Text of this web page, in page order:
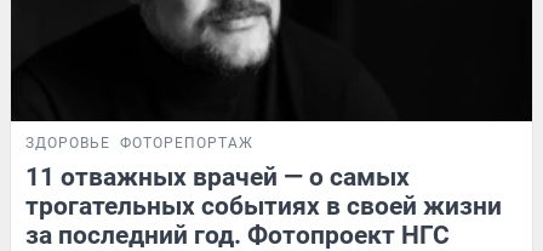
ЗДОРОВЬЕ ФОТОРЕПОРТАЖ
11 отважных врачей — о самых
трогательных событиях в своей жизни
за последний год. Фотопроект НГС